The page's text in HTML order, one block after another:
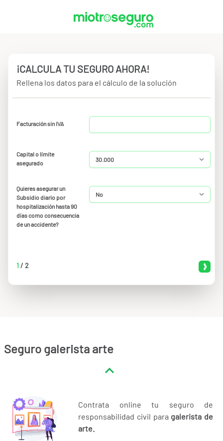
Seguro galerista arte
Contrata online tu seguro de
responsabilidad civil para galerista de
arte.
¡CALCULA TU SEGURO AHORA!
Rellena los datos para el cálculo de la solución
Facturación sin IVA
Capital o límite
asegurado
Quieres asegurar un
Subsidio diario por
hospitalización hasta 90
días como consecuencia
de un accidente?
1/ 2